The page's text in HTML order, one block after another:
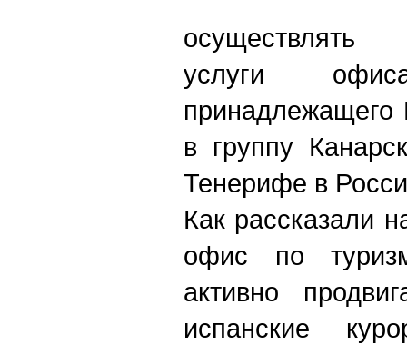
осуществлять
услуги
принадлежащего
в группу
Тенерифе в
Как рассказали
офис по
активно
испанские